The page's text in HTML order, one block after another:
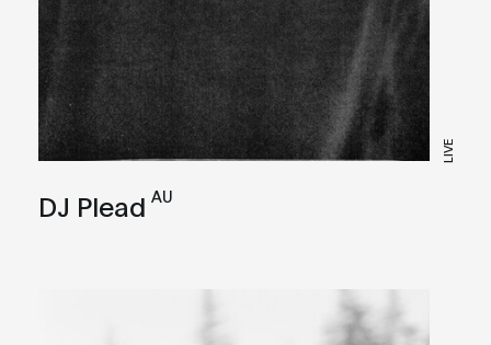
LIVE
DJ Plead AU